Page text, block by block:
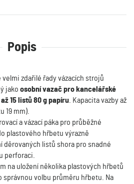
Popis
zdařilé řady vázacích strojů
jako osobní vazač pro kancelářské
15 listů 80 g papíru . Kapacita vazby až
19 mm).
a vázací páka pro průběžné
plastového hřbetu výrazně
děrovaných listů shora pro snadné
perforaci.
na uložení několika plastových hřbetů
volbu průměru hřbetu. Na